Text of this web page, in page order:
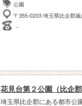
公園
〒355-0203 埼玉県比企郡
－
花見台第２公園（比企郡
埼玉県比企郡にある都市公